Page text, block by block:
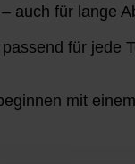
auch für lange
für jede
mit